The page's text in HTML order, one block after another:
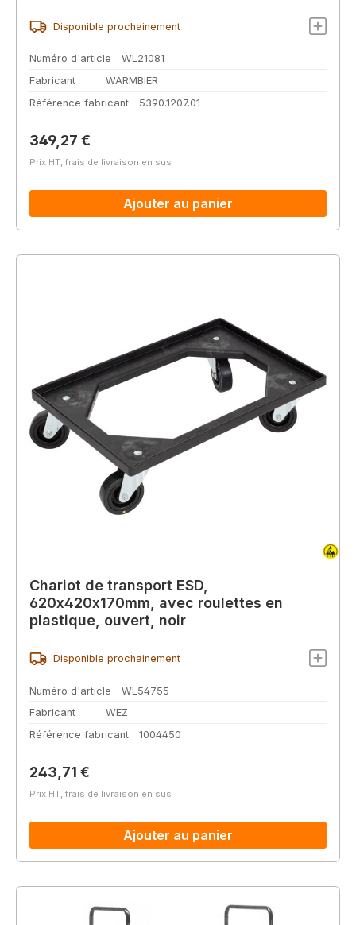
Disponible prochainement
Numéro d'article
WL21081
Fabricant
WARMBIER
Référence fabricant
5390.1207.01
Prix régulier :
349,27 €
Prix HT, frais de livraison en sus
Ajouter au panier
Chariot de transport ESD,
620x420x170mm, avec roulettes en
plastique, ouvert, noir
Disponible prochainement
Numéro d'article
WL54755
Fabricant
WEZ
Référence fabricant
1004450
Prix régulier :
243,71 €
Prix HT, frais de livraison en sus
Ajouter au panier